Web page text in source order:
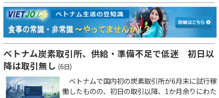
ベトナム炭素取引所、供給・準備不足で低迷 初日以
降は取引無し (6日)
ベトナムで国内初の炭素取引所が6月末に試行稼
働したものの、初日の取引以降、1か月余りにわた